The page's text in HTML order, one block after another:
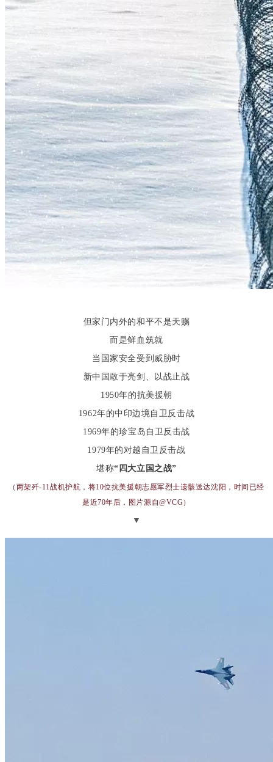
但家门内外的和平不是天赐
而是鲜血筑就
当国家安全受到威胁时
新中国敢于亮剑、以战止战
1950年的抗美援朝
1962年的中印边境自卫反击战
1969年的珍宝岛自卫反击战
1979年的对越自卫反击战
堪称“四大立国之战”
（ 两架歼-11战机护航，将10位抗美援朝志愿军烈士遗骸送达沈阳，时间已经
是近70年后， 图片源自@VCG）
▼